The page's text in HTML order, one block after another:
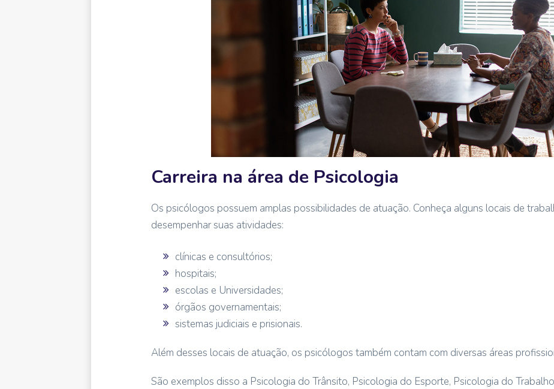
Carreira na área de Psicologia
Os psicólogos possuem amplas possibilidades de atuação. Conheça alguns locais de
desempenhar suas atividades:
clínicas e consultórios;
hospitais;
escolas e Universidades;
órgãos governamentais;
sistemas judiciais e prisionais.
Além desses locais de atuação, os psicólogos também contam com diversas áreas
São exemplos disso a Psicologia do Trânsito, Psicologia do Esporte, Psicologia do